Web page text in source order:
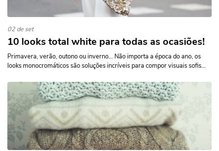
02 de set
10 looks total white para todas as ocasiões!
Primavera, verão, outono ou inverno… Não importa a época do ano, os
looks monocromáticos são soluções incríveis para compor visuais sofis...